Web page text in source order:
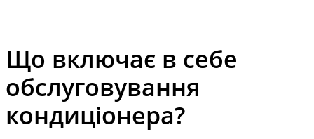
Що включає в себе
обслуговування
кондиціонера?